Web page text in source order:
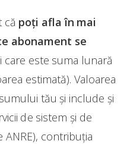
că poți afla în mai
abonament se
care este suma lunară
estimată). Valoarea
tău și include și
de sistem şi de
contribuţia